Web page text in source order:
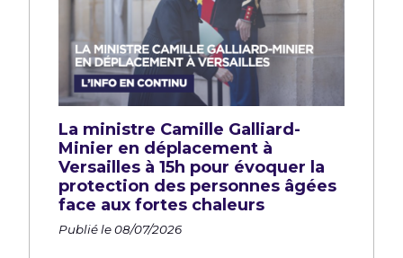
La ministre Camille Galliard-
Minier en déplacement à
Versailles à 15h pour évoquer la
protection des personnes âgées
face aux fortes chaleurs
Publié le 08/07/2026